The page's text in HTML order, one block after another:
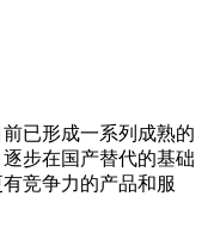
已形成一系列成熟的
步在国产替代的基础
竞争力的产品和服